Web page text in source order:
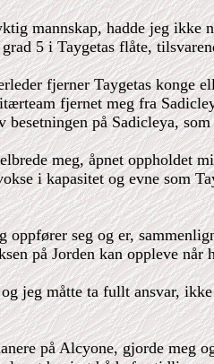
mannskap, hadde jeg ikke
5 i Taygetas flåte,
fjerner Taygetas konge
fjernet meg fra
på Sadicleya,
meg, åpnet
i kapasitet og evne som
seg og er,
på Jorden kan oppleve
jeg måtte ta fullt ansvar,
på Alcyone, gjorde meg